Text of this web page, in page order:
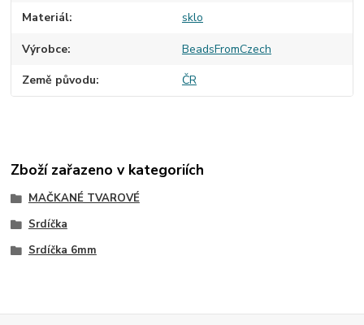
Materiál sklo
Výrobce BeadsFromCzech
Země původu ČR
Zboží zařazeno v kategoriích
MAČKANÉ TVAROVÉ
Srdíčka
Srdíčka 6mm